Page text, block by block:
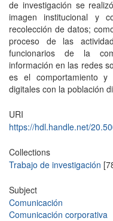
de investigación se
imagen institucional y
recolección de datos;
proceso de las
funcionarios de la
información en las redes
es el comportamiento y
digitales con la población
URI
https://hdl.handle.net/
Collections
Trabajo de investigación
Subject
Comunicación
Comunicación corporativa